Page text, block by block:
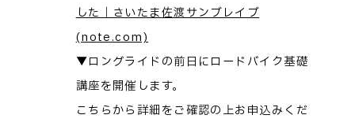
した｜さいたま佐渡サンブレイブ
(note.com)
▼ロングライドの前日にロードバイク基礎
講座を開催します。
こちらから詳細をご確認の上お申込みくだ